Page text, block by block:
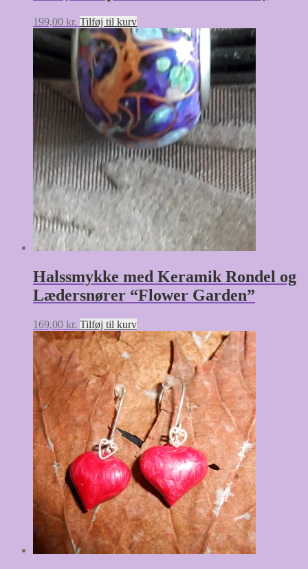
199,00 kr. Tilføj til kurv
Halssmykke med Keramik Rondel og
Lædersnører “Flower Garden”
169,00 kr. Tilføj til kurv